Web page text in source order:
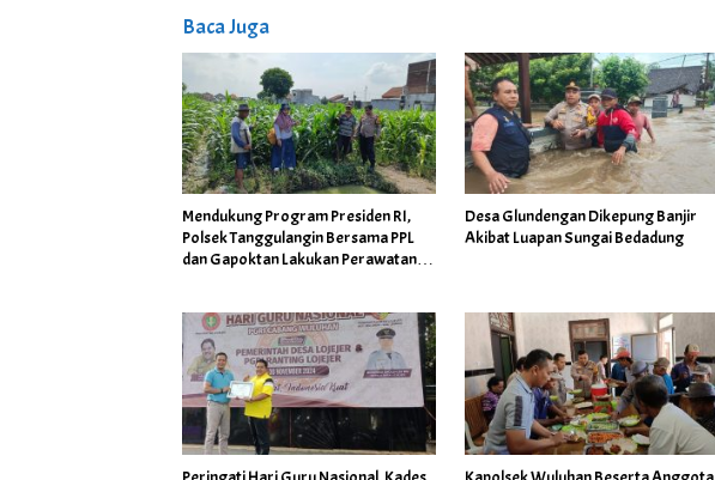
Baca Juga
Mendukung Program Presiden RI,
Polsek Tanggulangin Bersama PPL
dan Gapoktan Lakukan Perawatan
Desa Glundengan Dikepung Banjir
Akibat Luapan Sungai Bedadung